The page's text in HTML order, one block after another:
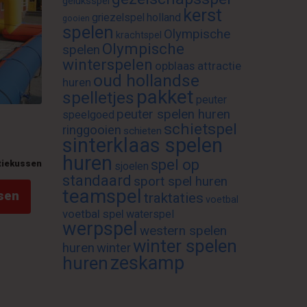
gooien griezelspel holland kerst
spelen krachtspel Olympische
spelen Olympische
winterspelen opblaas attractie
huren oud hollandse
spelletjes pakket peuter
speelgoed peuter spelen huren
ringgooien schieten schietspel
sinterklaas spelen
huren sjoelen spel op
standaard sport spel huren
teamspeltraktaties voetbal
voetbal spel waterspel
werpspel western spelen
huren winter winter spelen
huren zeskamp